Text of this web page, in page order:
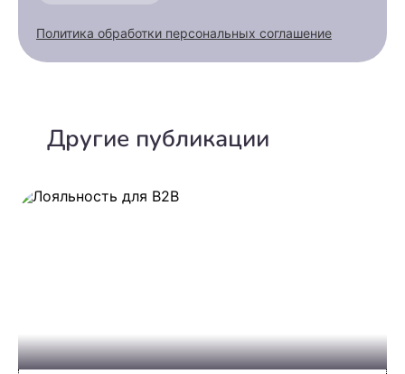
Политика обработки персональных соглашение
Другие публикации